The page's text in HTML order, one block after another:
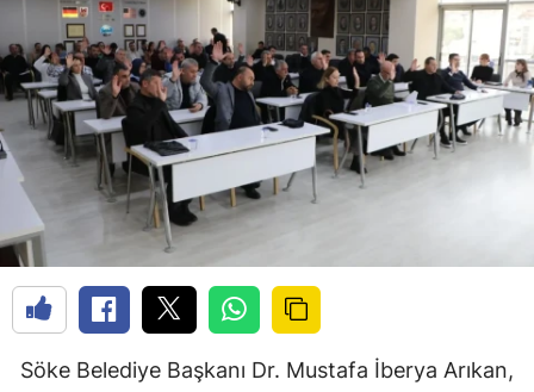
Söke Belediye Başkanı Dr. Mustafa İberya Arıkan,